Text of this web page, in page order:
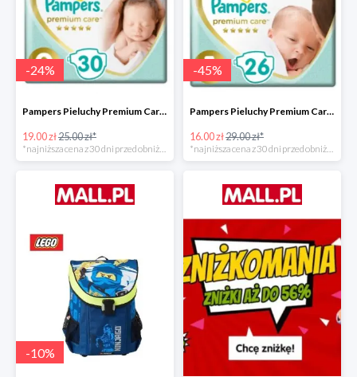
-24%
Pampers Pieluchy Premium Care 0 Newborn -24%
19.00 zł25.00 zł*
*najniższa cena z 30 dni przed obniżką
-45%
Pampers Pieluchy Premium Care 1 Newborn -44%
16.00 zł29.00 zł*
*najniższa cena z 30 dni przed obniżką
-10%